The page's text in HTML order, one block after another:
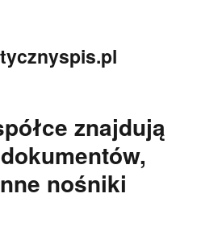
znajdują
nośniki